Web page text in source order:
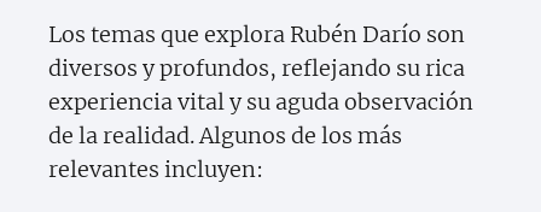
Los temas que explora Rubén Darío son
diversos y profundos, reflejando su rica
experiencia vital y su aguda observación
de la realidad. Algunos de los más
relevantes incluyen: